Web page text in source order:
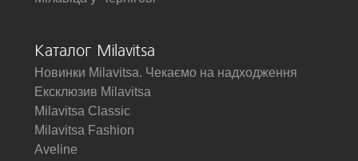
Каталог Milavitsa
Новинки Milavitsa. Чекаємо на надходження
Ексклюзив Milavitsa
Milavitsa Classic
Milavitsa Fashion
Aveline